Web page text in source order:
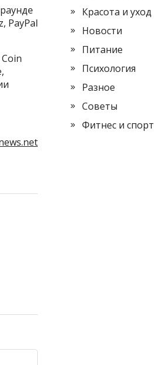
PayPal
Красота и уход
Новости
Питание
Психология
Разное
Советы
Фитнес и спорт